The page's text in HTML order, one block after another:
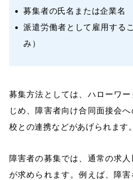
募集者の氏名または企業名
派遣労働者として雇用する
み）
募集方法としては、ハローワ
じめ、障害者向け合同面接会
校との連携などがあげられます。
障害者の募集では、通常の求
が求められます。例えば、障